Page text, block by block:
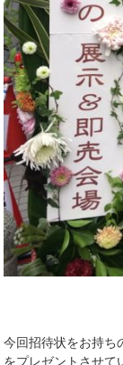
今回招待状をお持
をプレゼントさせて